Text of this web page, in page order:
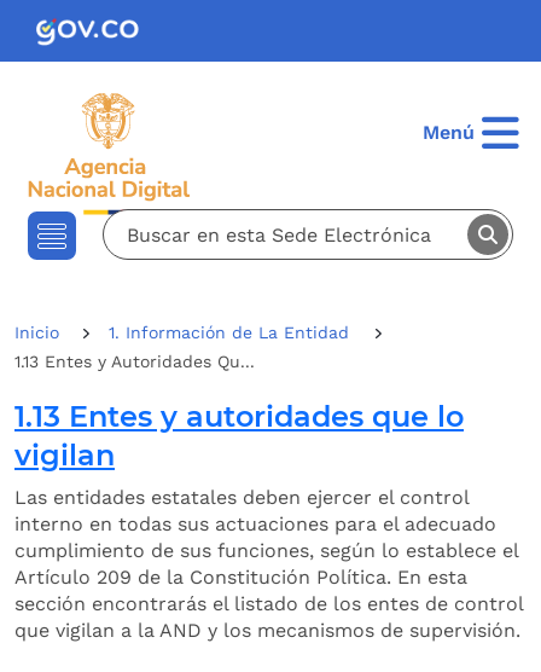
Pasar al contenido principal
Menú
Inicio
1. Información de La Entidad
1.13 Entes y Autoridades Qu...
1.13 Entes y autoridades que lo
vigilan
Las entidades estatales deben ejercer el control
interno en todas sus actuaciones para el adecuado
cumplimiento de sus funciones, según lo establece el
Artículo 209 de la Constitución Política. En esta
sección encontrarás el listado de los entes de control
que vigilan a la AND y los mecanismos de supervisión.